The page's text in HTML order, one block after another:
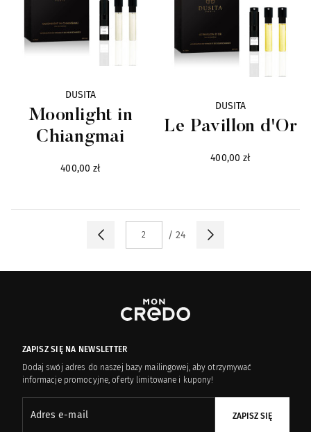
DUSITA
Moonlight in
Chiangmai
400,00 zł
DUSITA
Le Pavillon d'Or
400,00 zł
STRONA: / 24
ZAPISZ SIĘ NA NEWSLETTER
Dodaj swój adres do naszej bazy mailingowej, aby otrzymywać
informacje promocyjne, oferty limitowane i kupony!
Adres e-mail ZAPISZ SIĘ